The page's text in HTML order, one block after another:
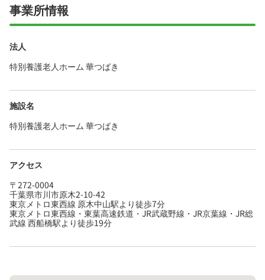
事業所情報
法人
特別養護老人ホーム 華つばき
施設名
特別養護老人ホーム 華つばき
アクセス
〒272-0004
千葉県市川市原木2-10-42
東京メトロ東西線 原木中山駅より徒歩7分
東京メトロ東西線・東葉高速鉄道・JR武蔵野線・JR京葉線・JR総
武線 西船橋駅より徒歩19分